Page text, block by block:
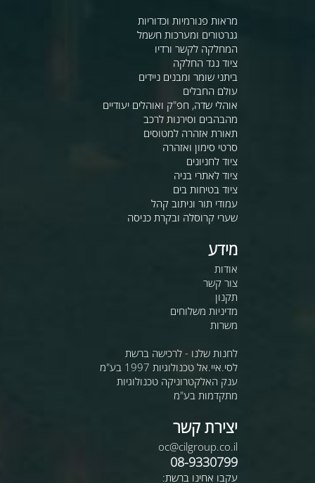
מראות פנורמיות וכדוריות
גנרטורים ומערכות חשמל
המחלקה לקשר ורדיו
ציוד נגד החלקה
ביתני שומר ומבנים ניידים
עולם החבלים
אוהלי שדה, חפ"ק ואוהלים יעודיים
מהבהבים וסירנות לרכב
תאורת אזהרה למטוסים
סרטי סימון ואזהרה
ציוד לחניונים
ציוד לאתרי בניה
ציוד בטיחות בים
עמודי תור וניתוב קהל
שערי קרוסלה ובקרת כניסה
מידע
אודות
צור קשר
תקנון
מדיניות משלוחים
משרות
לחנות שלנו - לרכישה ברשת
לסי.איי.אל טכנולוגיות 1997 בע"מ
ענק האלקטרוניקה טכנולוגיות
מתקדמות בע"מ
יצירת קשר
oc@cilgroup.co.il
08-9330799
עקבו אחינו ברשת: